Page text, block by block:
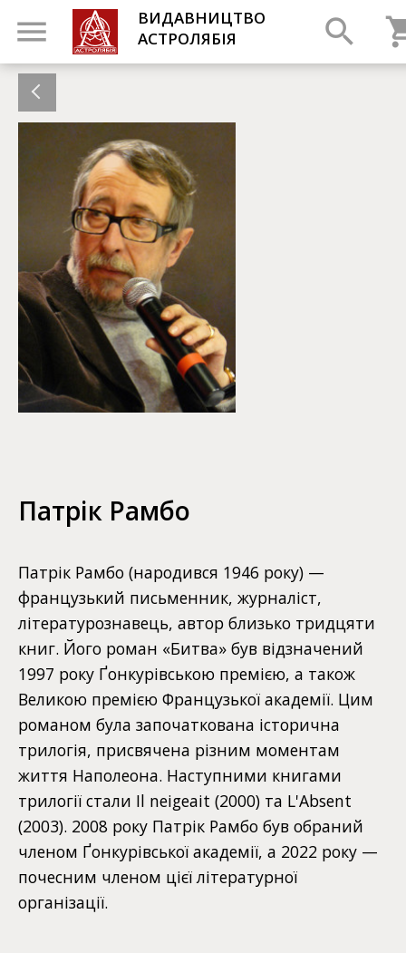
ВИДАВНИЦТВО
АСТРОЛЯБІЯ
Патрік Рамбо
Патрік Рамбо (народився 1946 року) —
французький письменник, журналіст,
літературознавець, автор близько тридцяти
книг. Його роман «Битва» був відзначений
1997 року Ґонкурівською премією, а також
Великою премією Французької академії. Цим
романом була започаткована історична
трилогія, присвячена різним моментам
життя Наполеона. Наступними книгами
трилогії стали Il neigeait (2000) та L'Absent
(2003). 2008 року Патрік Рамбо був обраний
членом Ґонкурівської академії, а 2022 року —
почесним членом цієї літературної
організації.